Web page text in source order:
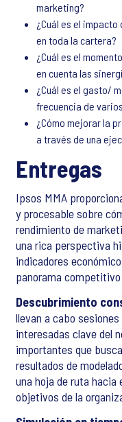
marketing?
¿Cuál es el
en toda la cartera?
¿Cuál es el
en cuenta las
¿Cuál es el gasto/
frecuencia de
¿Cómo mejorar la
a través de una
Entregas
Ipsos MMA
y procesable sobre
rendimiento de
una rica perspectiva
indicadores
panorama
Descubrimiento
llevan a cabo
interesadas clave del
importantes que
resultados de
una hoja de ruta hacia
objetivos de la